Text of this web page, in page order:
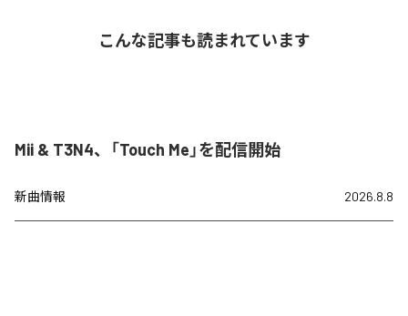
こんな記事も読まれています
Mii & T3N4、「Touch Me」を配信開始
新曲情報 2026.8.8